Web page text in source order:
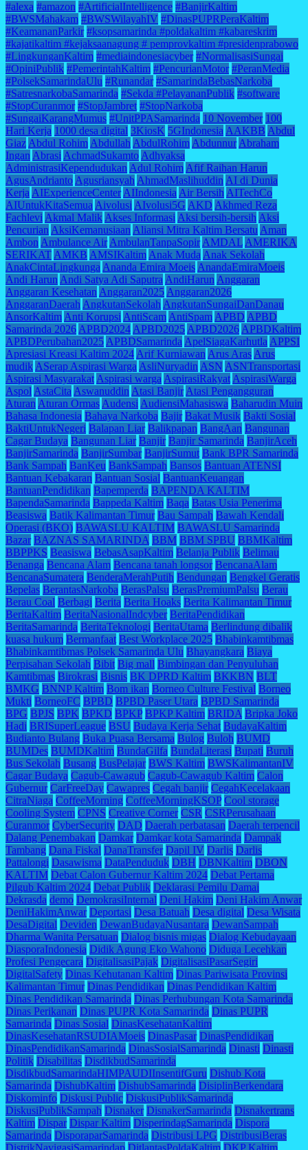
#alexa #amazon #ArtificialIntelligence #BanjirKaltim
#BWSMahakam #BWSWilayahIV #DinasPUPRPeraKaltim
#KeamananParkir #ksopsamarinda #poldakaltim #kabareskrim
#kajatikaltim #kejaksaanagung # pemprovkaltim #presidenprabowo
#LingkunganKaltim #mediaindonesiacyber #NormalisasiSungai
#OpiniPublik #PemerintahKaltim #PencurianMotor #PeranMedia
#PolsekSamarindaUlu #Runandar #SamarindaBebasNarkoba
#SatresnarkobaSamarinda #Sekda #PelayananPublik #software
#StopCuranmor #StopJambret #StopNarkoba
#SungaiKarangMumus #UnitPPASamarinda 10 November 100
Hari Kerja 1000 desa digital 3KiosK 5GIndonesia AAKBB Abdul
Giaz Abdul Rohim Abdullah AbdulRohim Abdunnur Abraham
Ingan Abrasi AchmadSukamto Adhyaksa
AdministrasiKependudukan Adul Rohim Afif Raihan Harun
AgusAndrianto Agusriansyah AhmadMaslihuddin AI di Dunia
Kerja AIExperienceCenter AIIndonesia Air Bersih AITechCo
AIUntukKitaSemua Aivolusi AIvolusi5G AKD Akhmed Reza
Fachlevi Akmal Malik Akses Informasi Aksi bersih-bersih Aksi
Pencurian AksiKemanusiaan Aliansi Mitra Kaltim Bersatu Aman
Ambon Ambulance Air AmbulanTanpaSopir AMDAL AMERIKA
SERIKAT AMKB AMSIKaltim Anak Muda Anak Sekolah
AnakCintaLingkunga Ananda Emira Moeis AnandaEmiraMoeis
Andi Harun Andi Satya Adi Saputra AndiHarun Anggaran
Anggaran Kesehatan Anggaran2025 Anggaran2026
AnggaranDaerah AngkutanSekolah AngkutanSungaiDanDanau
AnsorKaltim Anti Korupsi AntiScam AntiSpam APBD APBD
Samarinda 2026 APBD2024 APBD2025 APBD2026 APBDKaltim
APBDPerubahan2025 APBDSamarinda ApelSiagaKarhutla APPSI
Apresiasi Kreasi Kaltim 2024 Arif Kurniawan Arus Aras Arus
mudik ASerap Aspirasi Warga AsliNuryadin ASN ASNTransportasi
Aspirasi Masyarakat Aspirasi warga AspirasiRakyat AspirasiWarga
Aspol AstaCita Aswanuddin Atasi Banjir Atasi Pengangguran
Aturan Aturan Ormas Audensi AudiensiMahasiswa Baharudin Muin
Bahasa Indonesia Bahaya Narkoba Bajir Bakat Musik Bakti Sosial
BaktiUntukNegeri Balapan Liar Balikpapan BangAan Bangunan
Cagar Budaya Bangunan Liar Banjir Banjir Samarinda BanjirAceh
BanjirSamarinda BanjirSumbar BanjirSumut Bank BPR Samarinda
Bank Sampah BanKeu BankSampah Bansos Bantuan ATENSI
Bantuan Kebakaran Bantuan Sosial BantuanKeuangan
BantuanPendidikan Bapemperda BAPENDA KALTIM
BapendaSamarinda Bappeda Kaltim Baqa Batas Usia Penerima
Beasiswa Batik Kalimantan Timur Bau Sampah Bawah Kendali
Operasi (BKO) BAWASLU KALTIM BAWASLU Samarinda
Bazar BAZNAS SAMARINDA BBM BBM SPBU BBMKaltim
BBPPKS Beasiswa BebasAsapKaltim Belanja Publik Belimau
Benanga Bencana Alam Bencana tanah longsor BencanaAlam
BencanaSumatera BenderaMerahPutih Bendungan Bengkel Geratis
Bepelas BerantasNarkoba BerasPalsu BerasPremiumPalsu Berau
Berau Coal Berbagi Berita Berita Hoaks Berita Kalimantan Timur
BeritaKaltim BeritaNasionalIndcyber BeritaPendidikan
BeritaSamarinda BeritaTeknologi BeritaUtama Berlindung dibalik
kuasa hukum Bermanfaat Best Workplace 2025 Bhabinkamtibmas
Bhabinkamtibmas Polsek Samarinda Ulu Bhayangkara Biaya
Perpisahan Sekolah Bibit Big mall Bimbingan dan Penyuluhan
Kamtibmas Birokrasi Bisnis BK DPRD Kaltim BKKBN BLT
BMKG BNNP Kaltim Bom ikan Borneo Culture Festival Borneo
Mukti BorneoFC BPBD BPBD Paser Utara BPBD Samarinda
BPG BPJS BPK BPKD BPKP BPKP Kaltim BRIDA Bripka Joko
Hadi BRISuperLeague BSU Budaya Kerja Sehat BudayaKaltim
Budianto Bulang Buka Puasa Bersama Bulog Buloh BUMD
BUMDes BUMDKaltim BundaGilfa BundaLiterasi Bupati Buruh
Bus Sekolah Busang BusPelajar BWS Kaltim BWSKalimantanIV
Cagar Budaya Cagub-Cawagub Cagub-Cawagub Kaltim Calon
Gubernur CarFreeDay Cawapres Cegah banjir CegahKecelakaan
CitraNiaga CoffeeMorning CoffeeMorningKSOP Cool storage
Cooling System CPNS Creative Corner CSR CSRPerusahaan
Curanmor CyberSecurity DAD Daerah perbatasan Daerah terpencil
Dalang Penembakan Damkar Damkar kota Samarinda Dampak
Tambang Dana Fiskal DanaTransfer Dapil IV Darlis Darlis
Pattalongi Dasawisma DataPenduduk DBH DBNKaltim DBON
KALTIM Debat Calon Gubernur Kaltim 2024 Debat Pertama
Pilgub Kaltim 2024 Debat Publik Deklarasi Pemilu Damai
Dekrasda demo DemokrasiInternal Deni Hakim Deni Hakim Anwar
DeniHakimAnwar Deportasi Desa Batuah Desa digital Desa Wisata
DesaDigital Deviden DewanBudayaNusantara DewanSampah
Dharma Wanita Persatuan Dialog bisnis migas Dialog Kebudayaan
DiasporaIndonesia Didik Agung Eko Wahono Diduga Lecehkan
Profesi Pengecara DigitalisasiPajak DigitalisasiPasarSegiri
DigitalSafety Dinas Kehutanan Kaltim Dinas Pariwisata Provinsi
Kalimantan Timur Dinas Pendidikan Dinas Pendidikan Kaltim
Dinas Pendidikan Samarinda Dinas Perhubungan Kota Samarinda
Dinas Perikanan Dinas PUPR Kota Samarinda Dinas PUPR
Samarinda Dinas Sosial DinasKesehatanKaltim
DinasKesehatanRSUDIAMoeis DinasPasar DinasPendidikan
DinasPendidikanSamarinda DinasSosialSamarinda Dinasti Dinasti
Politik Disabilitas DisdikbudSamarinda
DisdikbudSamarindaHIMPAUDIInsentifGuru Dishub Kota
Samarinda DishubKaltim DishubSamarinda DisiplinBerkendara
Diskominfo Diskusi Public DiskusiPublikSamarinda
DiskusiPublikSampah Disnaker DisnakerSamarinda Disnakertrans
Kaltim Dispar Dispar Kaltim DisperindagSamarinda Dispora
Samarinda DisporaparSamarinda Distribusi LPG DistribusiBeras